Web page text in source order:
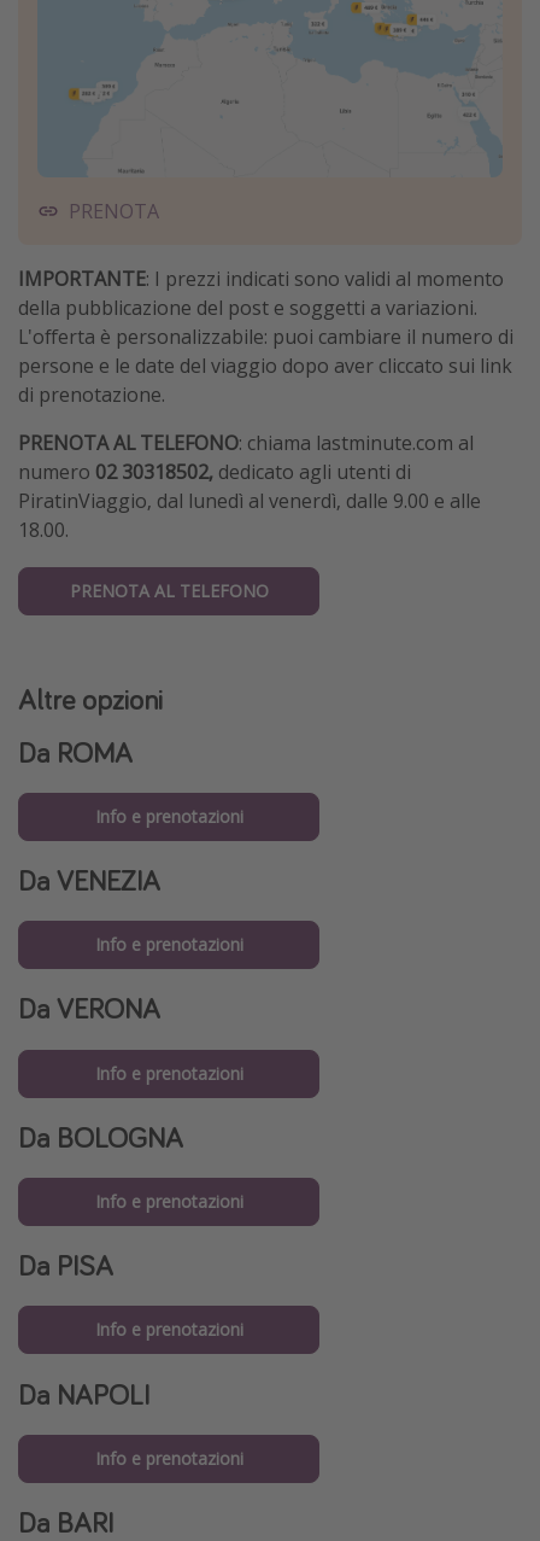
PRENOTA
IMPORTANTE: I prezzi indicati sono validi al momento
della pubblicazione del post e soggetti a variazioni.
L'offerta è personalizzabile: puoi cambiare il numero di
persone e le date del viaggio dopo aver cliccato sui link
di prenotazione.
PRENOTA AL TELEFONO: chiama lastminute.com al
numero 02 30318502, dedicato agli utenti di
PiratinViaggio, dal lunedì al venerdì, dalle 9.00 e alle
18.00.
PRENOTA AL TELEFONO
Altre opzioni
Da ROMA
Info e prenotazioni
DaVENEZIA
Info e prenotazioni
Da VERONA
Info e prenotazioni
Da BOLOGNA
Info e prenotazioni
Da PISA
Info e prenotazioni
Da NAPOLI
Info e prenotazioni
Da BARI